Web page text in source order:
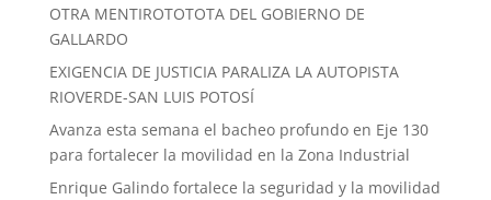
OTRA MENTIROTOTOTA DEL GOBIERNO DE
GALLARDO
EXIGENCIA DE JUSTICIA PARALIZA LA AUTOPISTA
RIOVERDE-SAN LUIS POTOSÍ
Avanza esta semana el bacheo profundo en Eje 130
para fortalecer la movilidad en la Zona Industrial
Enrique Galindo fortalece la seguridad y la movilidad